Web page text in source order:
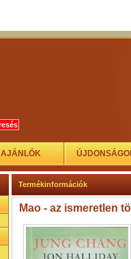
AJÁNLÓK
Termékinformációk
Mao - az ismeretlen